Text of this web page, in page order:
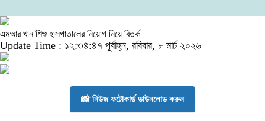
এমআর খান শিশু হাসপাতালের নিয়োগ নিয়ে বিতর্ক
Update Time : ১২:৩৪:৪৭ পূর্বাহ্ন, রবিবার, ৮ মার্চ ২০২৬
📸 নিউজ ফটোকার্ড ডাউনলোড করুন